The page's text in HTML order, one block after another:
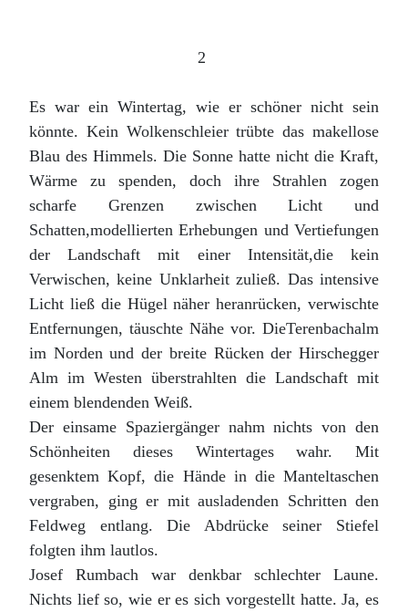
2
Es war ein Wintertag, wie er schöner nicht sein
könnte. Kein Wolkenschleier trübte das makellose
Blau des Himmels. Die Sonne hatte nicht die Kraft,
Wärme zu spenden, doch ihre Strahlen zogen
scharfe Grenzen zwischen Licht und
Schatten,modellierten Erhebungen und Vertiefungen
der Landschaft mit einer Intensität,die kein
Verwischen, keine Unklarheit zuließ. Das intensive
Licht ließ die Hügel näher heranrücken, verwischte
Entfernungen, täuschte Nähe vor. DieTerenbachalm
im Norden und der breite Rücken der Hirschegger
Alm im Westen überstrahlten die Landschaft mit
einem blendenden Weiß.
Der einsame Spaziergänger nahm nichts von den
Schönheiten dieses Wintertages wahr. Mit
gesenktem Kopf, die Hände in die Manteltaschen
vergraben, ging er mit ausladenden Schritten den
Feldweg entlang. Die Abdrücke seiner Stiefel
folgten ihm lautlos.
Josef Rumbach war denkbar schlechter Laune.
Nichts lief so, wie er es sich vorgestellt hatte. Ja, es